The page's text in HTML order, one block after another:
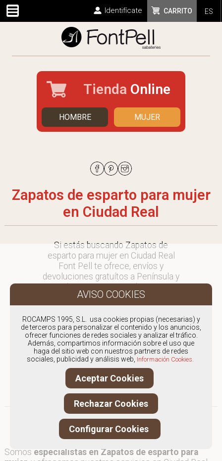
ES
CARRITO
Identifícate
Tienda Online
HOMBRE MUJER
Zapatos de esparto para mujer
en Ciudad Real
Si estás buscando Zapatos de
esparto para mujer en Ciudad Real
Font Pell te ofrece, envíos y
devoluciones gratuítos a Península y
consultar
en comercial@fontpell.com.
Los envíos a Ciudad Real
gestionados entre semana se
entregarán en menos de 48 horas;
los pedidos realizados en fin de
semana, el producto se enviará a
partir del lunes.
Somos especialistas en Zapatos de esparto para
ROCAMPS 1995, S.L. usa cookies propias (necesarias) y
de terceros para personalizar el contenido y los anuncios,
ofrecer funciones de redes sociales y analizar el tráfico.
Además, compartimos información sobre el uso que
haga del sitio web con nuestros partners de redes
sociales, publicidad y análisis web, Información Cookies.
Aceptar Cookies
Rechazar Cookies
Configurar Cookies